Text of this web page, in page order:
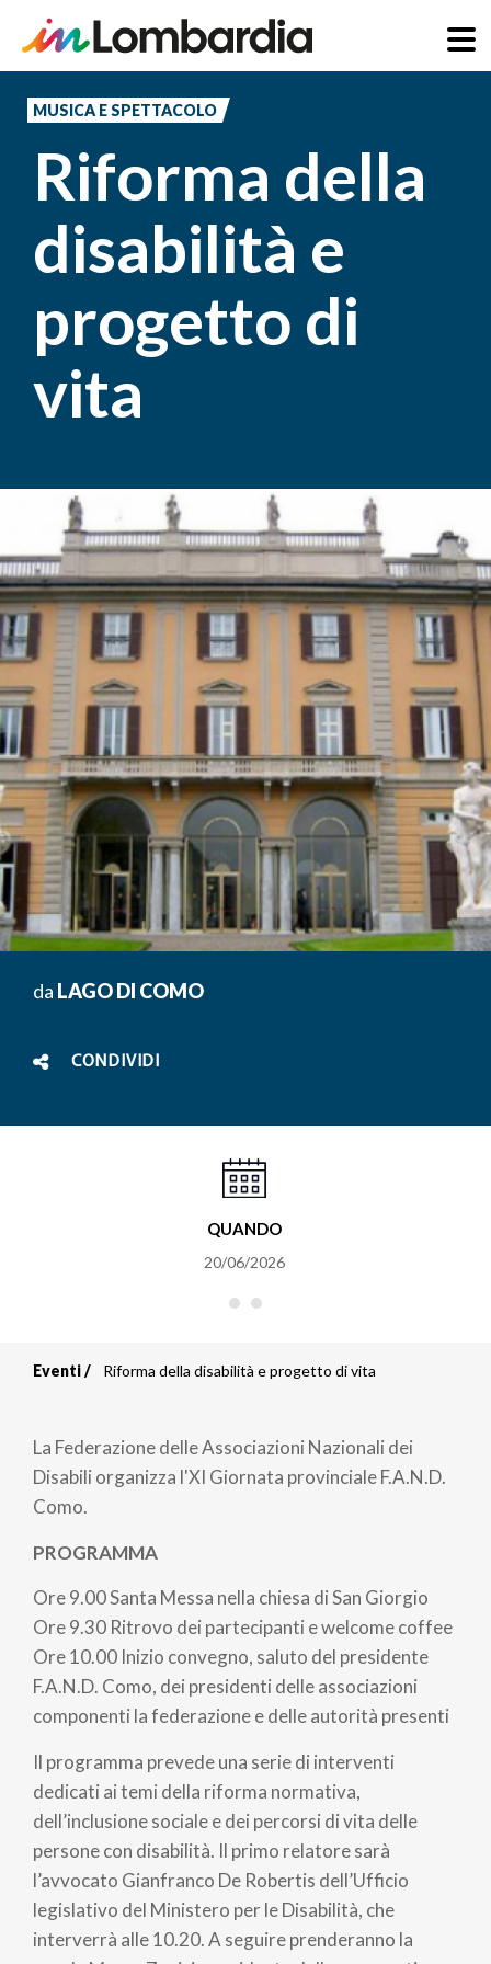
principale
MUSICA E SPETTACOLO
Riforma della
disabilità e
progetto di
vita
da LAGO DI COMO
CONDIVIDI
QUANDO
20/06/2026
di
pane
Eventi Riforma della disabilità e progetto di vita
La Federazione delle Associazioni Nazionali dei
Disabili organizza l'XI Giornata provinciale F.A.N.D.
Como.
PROGRAMMA
Ore 9.00 Santa Messa nella chiesa di San Giorgio
Ore 9.30 Ritrovo dei partecipanti e welcome coffee
Ore 10.00 Inizio convegno, saluto del presidente
F.A.N.D. Como, dei presidenti delle associazioni
componenti la federazione e delle autorità presenti
Il programma prevede una serie di interventi
dedicati ai temi della riforma normativa,
dell’inclusione sociale e dei percorsi di vita delle
persone con disabilità. Il primo relatore sarà
l’avvocato Gianfranco De Robertis dell’Ufficio
legislativo del Ministero per le Disabilità, che
interverrà alle 10.20. A seguire prenderanno la